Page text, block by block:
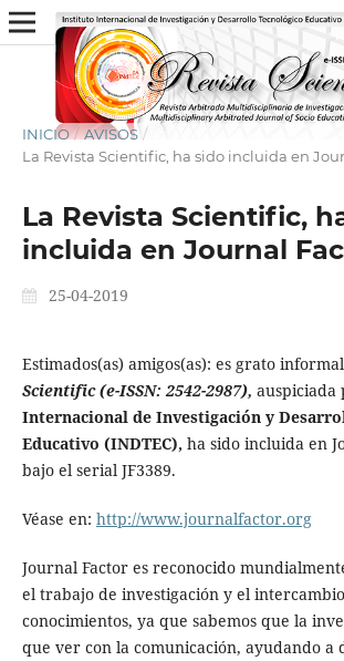
INICIO / AVISOS /
La Revista Scientific, ha sido incluida en
La Revista Scientific,
incluida en Journal
25-04-2019
Estimados(as) amigos(as): es grato
Scientific (e-ISSN: 2542-2987), auspiciada
Internacional de Investigación y
Educativo (INDTEC), ha sido incluida en
bajo el serial JF3389.
Véase en: http://www.journalfactor.org
Journal Factor es reconocido
el trabajo de investigación y el
conocimientos, ya que sabemos que la
que ver con la comunicación, ayudando a